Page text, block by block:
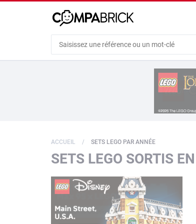
ACCUEIL SETS LEGO PAR ANNÉE
SETS LEGO SORTIS